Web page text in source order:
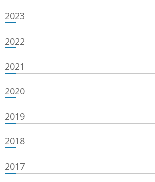
2023
2022
2021
2020
2019
2018
2017